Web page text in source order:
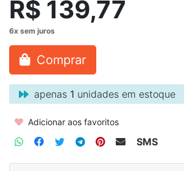
R$ 139,77
Comprar
apenas 1 unidades em estoque
Adicionar aos favoritos
SMS